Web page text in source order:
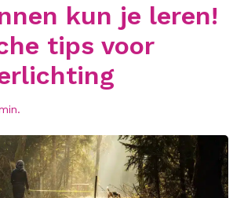
kun je leren!
tips voor